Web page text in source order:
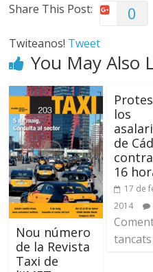
Share This Post: 0
Twiteanos! Tweet
You May Also
Nou número
de la Revista
Taxi de
los
de
16
17 de
2014
tancats